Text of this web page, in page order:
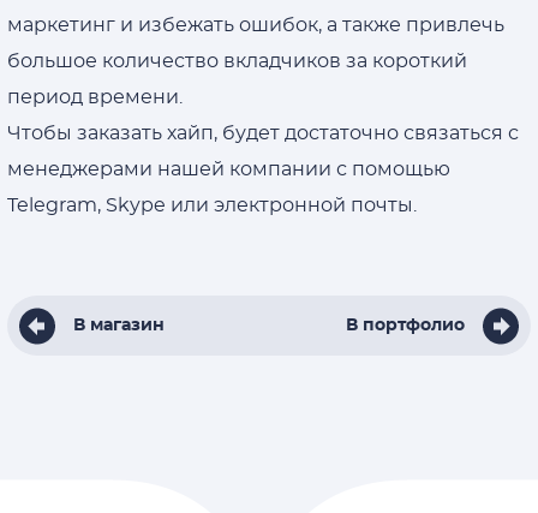
маркетинг и избежать ошибок, а также привлечь
большое количество вкладчиков за короткий
период времени.
Чтобы заказать хайп, будет достаточно связаться с
менеджерами нашей компании с помощью
Telegram, Skype или электронной почты.
В магазин В портфолио